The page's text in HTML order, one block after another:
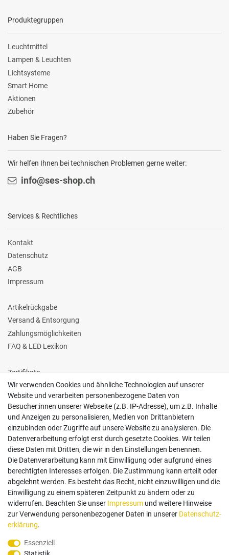
Produktegruppen
Leuchtmittel
Lampen & Leuchten
Lichtsysteme
Smart Home
Aktionen
Zubehör
Haben Sie Fragen?
Wir helfen Ihnen bei technischen Problemen gerne weiter:
info@ses-shop.ch
Services & Rechtliches
Kontakt
Datenschutz
AGB
Impressum
Artikelrückgabe
Versand & Entsorgung
Zahlungsmöglichkeiten
FAQ & LED Lexikon
Zertifikate
Zahlungsarten
Paypal
Wir verwenden Cookies und ähnliche Technologien auf unserer
Website und verarbeiten personenbezogene Daten von
Besucher:innen unserer Webseite (z.B. IP-Adresse), um z.B. Inhalte
und Anzeigen zu personalisieren, Medien von Drittanbietern
einzubinden oder Zugriffe auf unsere Website zu analysieren. Die
Datenverarbeitung erfolgt erst durch gesetzte Cookies. Wir teilen
diese Daten mit Dritten, die wir in den Einstellungen benennen.
Die Datenverarbeitung kann mit Einwilligung oder aufgrund eines
berechtigten Interesses erfolgen. Die Zustimmung kann erteilt oder
abgelehnt werden. Es besteht das Recht, nicht einzuwilligen und die
Einwilligung zu einem späteren Zeitpunkt zu ändern oder zu
widerrufen. Beachten Sie unser Impressum und weitere Hinweise
zur Verwendung personenbezogener Daten in unserer Daten­schutz­
erklärung.
Essenziell